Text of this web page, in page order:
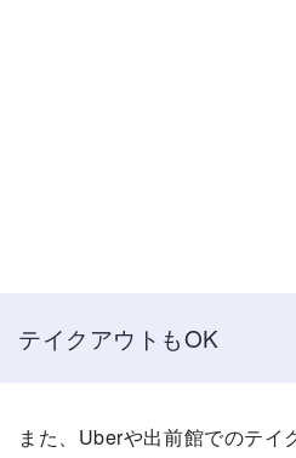
テイクアウトもOK
また、Uberや出前館でのテイ